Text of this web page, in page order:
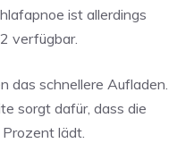
ist allerdings
verfügbar.
das schnellere Aufladen.
sorgt dafür, dass die
lädt.